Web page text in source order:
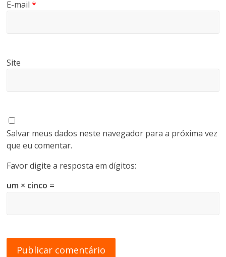
E-mail*
Site
Salvar meus dados neste navegador para a próxima vez
que eu comentar.
Favor digite a resposta em dígitos:
um × cinco =